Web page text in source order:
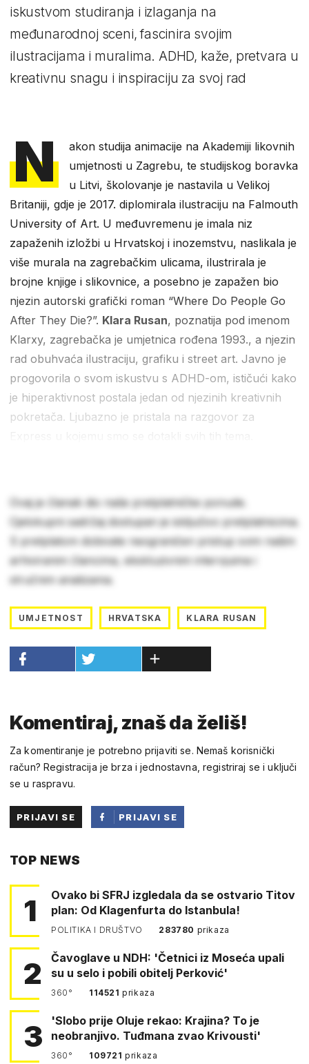
iskustvom studiranja i izlaganja na
međunarodnoj sceni, fascinira svojim
ilustracijama i muralima. ADHD, kaže, pretvara u
kreativnu snagu i inspiraciju za svoj rad
N
akon studija animacije na Akademiji likovnih
umjetnosti u Zagrebu, te studijskog boravka
u Litvi, školovanje je nastavila u Velikoj
Britaniji, gdje je 2017. diplomirala ilustraciju na Falmouth
University of Art. U međuvremenu je imala niz
zapaženih izložbi u Hrvatskoj i inozemstvu, naslikala je
više murala na zagrebačkim ulicama, ilustrirala je
brojne knjige i slikovnice, a posebno je zapažen bio
njezin autorski grafički roman “Where Do People Go
After They Die?”. Klara Rusan, poznatija pod imenom
Klarxy, zagrebačka je umjetnica rođena 1993., a njezin
rad obuhvaća ilustraciju, grafiku i street art. Javno je
progovorila o svom iskustvu s ADHD-om, ističući kako
je hiperaktivnost postala jedan od njezinih kreativnih
pokretača. Ljubazno je pristala na razgovor za
Ovaj je članak dio naše pretplatničke ponude.
Cjelokupni sadržaj dostupan je isključivo pretplatnicima.
S pretplatom dobivate neograničen pristup svim našim
arhiviranim člancima, ekskluzivnim intervjuima i
stručnim analizama.
UMJETNOST HRVATSKA KLARA RUSAN
Komentiraj, znaš da želiš!
Za komentiranje je potrebno prijaviti se. Nemaš korisnički
račun? Registracija je brza i jednostavna, registriraj se i uključi
se u raspravu.
PRIJAVI SE
PRIJAVI SE
TOP NEWS
1
Ovako bi SFRJ izgledala da se ostvario Titov
plan: Od Klagenfurta do Istanbula!
POLITIKA I DRUŠTVO 283780 prikaza
2
Čavoglave u NDH: 'Četnici iz Moseća upali
su u selo i pobili obitelj Perković'
360° 114521prikaza
3
'Slobo prije Oluje rekao: Krajina? To je
neobranjivo. Tuđmana zvao Krivousti'
360° 109721prikaza